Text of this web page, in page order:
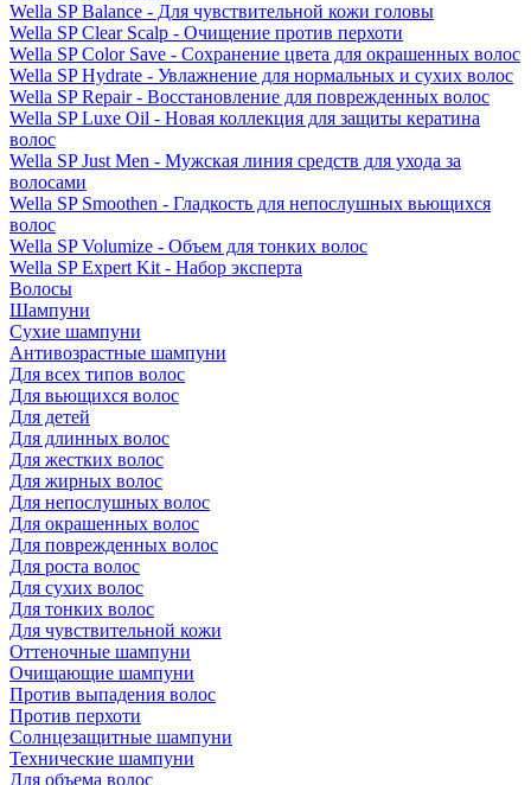
Wella SP Balance - Для чувствительной кожи головы
Wella SP Clear Scalp - Очищение против перхоти
Wella SP Color Save - Сохранение цвета для окрашенных волос
Wella SP Hydrate - Увлажнение для нормальных и сухих волос
Wella SP Repair - Восстановление для поврежденных волос
Wella SP Luxe Oil - Новая коллекция для защиты кератина
волос
Wella SP Just Men - Мужская линия средств для ухода за
волосами
Wella SP Smoothen - Гладкость для непослушных вьющихся
волос
Wella SP Volumize - Объем для тонких волос
Wella SP Expert Kit - Набор эксперта
Волосы
Шампуни
Сухие шампуни
Антивозрастные шампуни
Для всех типов волос
Для вьющихся волос
Для детей
Для длинных волос
Для жестких волос
Для жирных волос
Для непослушных волос
Для окрашенных волос
Для поврежденных волос
Для роста волос
Для сухих волос
Для тонких волос
Для чувствительной кожи
Оттеночные шампуни
Очищающие шампуни
Против выпадения волос
Против перхоти
Солнцезащитные шампуни
Технические шампуни
Для объема волос